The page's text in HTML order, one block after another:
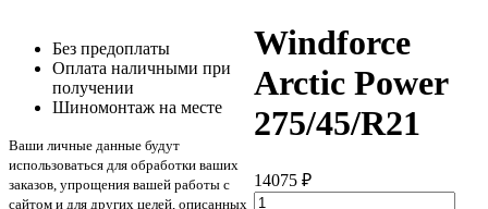
Windforce
Arctic Power
275/45/R21
14075 ₽
Количество
Без предоплаты
Оплата наличными при
получении
Шиномонтаж на месте
Ваши личные данные будут
использоваться для обработки ваших
заказов, упрощения вашей работы с
сайтом и для других целей, описанных